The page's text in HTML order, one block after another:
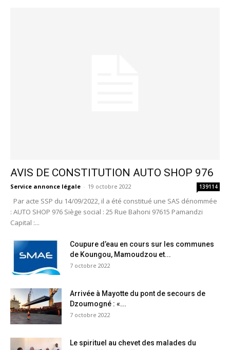
AVIS DE CONSTITUTION AUTO SHOP 976
Service annonce légale - 19 octobre 2022 139114
Par acte SSP du 14/09/2022, il a été constitué une SAS dénommée
: AUTO SHOP 976 Siège social : 25 Rue Bahoni 97615 Pamandzi
Capital :...
Coupure d’eau en cours sur les communes
de Koungou, Mamoudzou et...
7 octobre 2022
Arrivée à Mayotte du pont de secours de
Dzoumogné : «...
7 octobre 2022
Le spirituel au chevet des malades du